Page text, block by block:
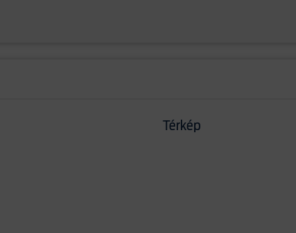
Térkép